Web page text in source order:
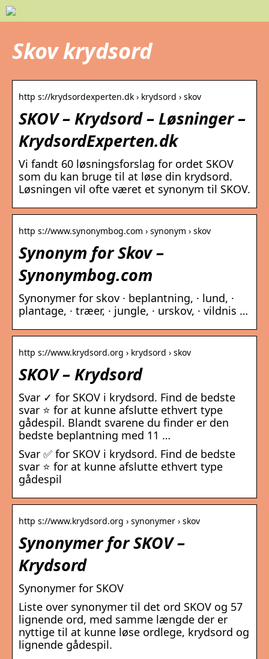
Skov krydsord
http s://krydsordexperten.dk › krydsord › skov
SKOV – Krydsord – Løsninger –
KrydsordExperten.dk
Vi fandt 60 løsningsforslag for ordet SKOV
som du kan bruge til at løse din krydsord.
Løsningen vil ofte været et synonym til SKOV.
http s://www.synonymbog.com › synonym › skov
Synonym for Skov –
Synonymbog.com
Synonymer for skov · beplantning, · lund, ·
plantage, · træer, · jungle, · urskov, · vildnis …
http s://www.krydsord.org › krydsord › skov
SKOV – Krydsord
Svar ✓ for SKOV i krydsord. Find de bedste
svar ⭐ for at kunne afslutte ethvert type
gådespil. Blandt svarene du finder er den
bedste beplantning med 11 …
Svar ✅ for SKOV i krydsord. Find de bedste
svar ⭐ for at kunne afslutte ethvert type
gådespil
http s://www.krydsord.org › synonymer › skov
Synonymer for SKOV –
Krydsord
Synonymer for SKOV
Liste over synonymer til det ord SKOV og 57
lignende ord, med samme længde der er
nyttige til at kunne løse ordlege, krydsord og
lignende gådespil.